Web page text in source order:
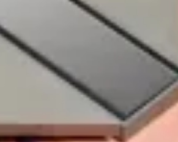
Είδη Στερέωσης &
Εξαρτήματα